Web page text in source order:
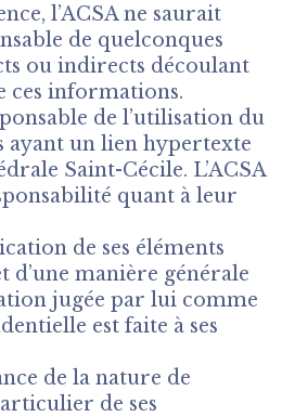
l’ACSA ne saurait
de quelconques
ou indirects découlant
ces informations.
de l’utilisation du
ayant un lien hypertexte
Saint-Cécile. L’ACSA
quant à leur
de ses éléments
d’une manière générale
jugée par lui comme
est faite à ses
de la nature de
de ses